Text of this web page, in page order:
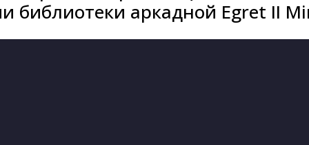
библиотеки аркадной Egret II